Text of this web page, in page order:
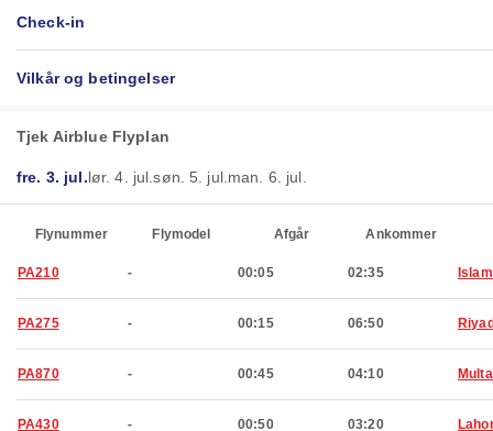
Check-in
Vilkår og betingelser
Tjek Airblue Flyplan
fre. 3. jul.lør. 4. jul.søn. 5. jul. man. 6. jul.
Flynummer Flymodel Afgår Ankommer
PA210 - 00:05 02:35
PA275 - 00:15 06:50
PA870 - 00:45 04:10
PA430 - 00:50 03:20